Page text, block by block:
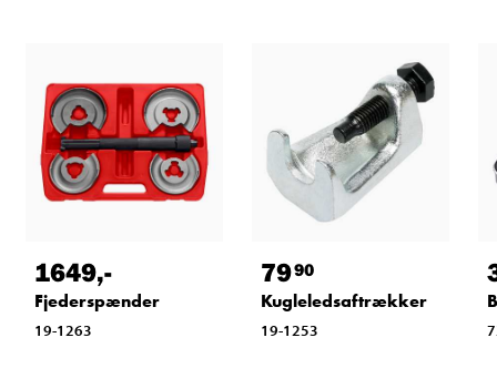
1649,-
Fjederspænder
19-1263
7990
Kugleledsaftrækker
19-1253